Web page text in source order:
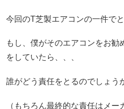
今回のT芝製エアコンの一件で
もし、僕がそのエアコンをお勧
をしていたら、、、
誰がどう責任をとるのでしょう
（もちろん最終的な責任はメ